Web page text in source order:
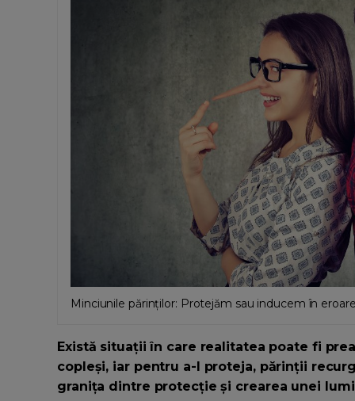
Minciunile părinților: Protejăm sau inducem în
Există situații în care realitatea poate fi
copleși, iar pentru a-l proteja, părinții
granița dintre protecție și crearea unei